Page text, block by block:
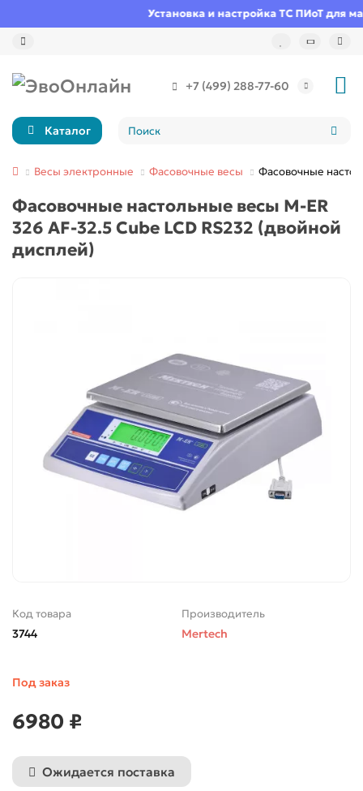
Установка и настройка ТС ПИоТ для
+7 (499) 288-77-60
Каталог
Весы электронные Фасовочные весы Фасовочные
Фасовочные настольные весы M-ER
326 AF-32.5 Cube LCD RS232 (двойной
дисплей)
Код товара
3744
Производитель
Mertech
Под заказ
6980 ₽
Ожидается поставка